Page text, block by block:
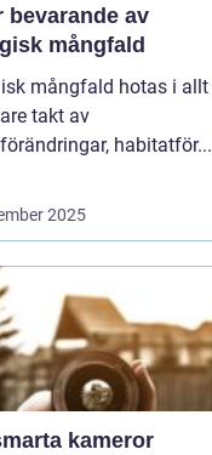
bevarande av
mångfald
mångfald hotas i allt
takt av
habitatför...
2025
kameror